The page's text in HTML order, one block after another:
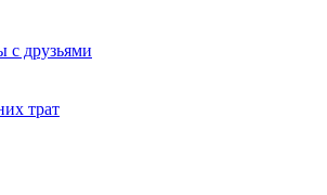
с друзьями
трат